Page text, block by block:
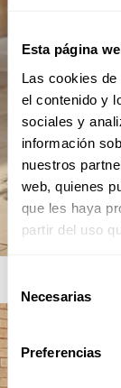
Esta página
Las cookies
el contenido y
sociales y
información
nuestros
web, quienes
que les haya
partir del uso
de
consentimiento
Necesarias
Preferencias